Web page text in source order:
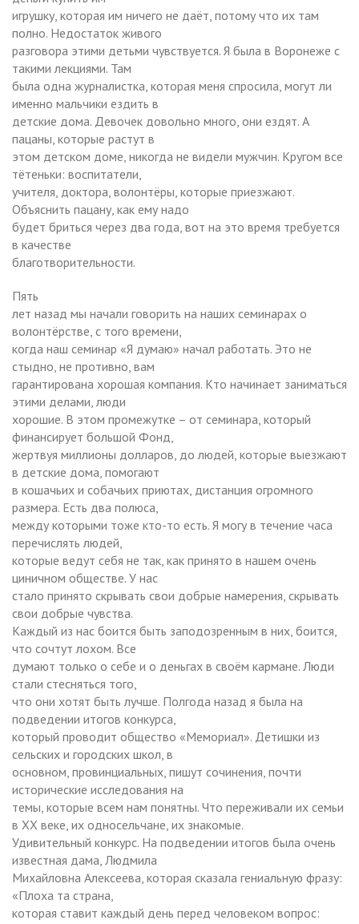
игрушку, которая им ничего не даёт, потому что их там
полно. Недостаток живого
разговора этими детьми чувствуется. Я была в Воронеже с
такими лекциями. Там
была одна журналистка, которая меня спросила, могут ли
именно мальчики ездить в
детские дома. Девочек довольно много, они ездят. А
пацаны, которые растут в
этом детском доме, никогда не видели мужчин. Кругом все
тётеньки: воспитатели,
учителя, доктора, волонтёры, которые приезжают.
Объяснить пацану, как ему надо
будет бриться через два года, вот на это время требуется
в качестве
благотворительности.
Пять
лет назад мы начали говорить на наших семинарах о
волонтёрстве, с того времени,
когда наш семинар «Я думаю» начал работать. Это не
стыдно, не противно, вам
гарантирована хорошая компания. Кто начинает заниматься
этими делами, люди
хорошие. В этом промежутке – от семинара, который
финансирует большой Фонд,
жертвуя миллионы долларов, до людей, которые выезжают
в детские дома, помогают
в кошачьих и собачьих приютах, дистанция огромного
размера. Есть два полюса,
между которыми тоже кто-то есть. Я могу в течение часа
перечислять людей,
которые ведут себя не так, как принято в нашем очень
циничном обществе. У нас
стало принято скрывать свои добрые намерения, скрывать
свои добрые чувства.
Каждый из нас боится быть заподозренным в них, боится,
что сочтут лохом. Все
думают только о себе и о деньгах в своём кармане. Люди
стали стесняться того,
что они хотят быть лучше. Полгода назад я была на
подведении итогов конкурса,
который проводит общество «Мемориал». Детишки из
сельских и городских школ, в
основном, провинциальных, пишут сочинения, почти
исторические исследования на
темы, которые всем нам понятны. Что переживали их семьи
в XX веке, их односельчане, их знакомые.
Удивительный конкурс. На подведении итогов была очень
известная дама, Людмила
Михайловна Алексеева, которая сказала гениальную фразу:
«Плоха та страна,
которая ставит каждый день перед человеком вопрос: